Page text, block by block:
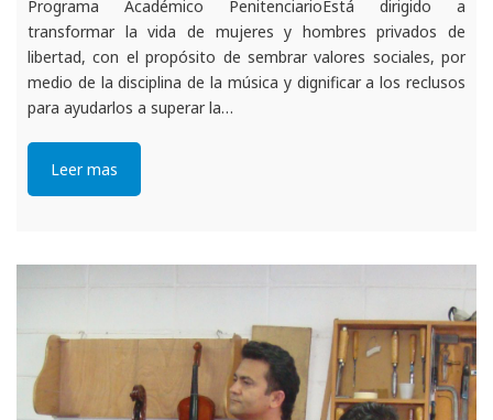
Programa Académico PenitenciarioEstá dirigido a
transformar la vida de mujeres y hombres privados de
libertad, con el propósito de sembrar valores sociales, por
medio de la disciplina de la música y dignificar a los reclusos
para ayudarlos a superar la…
Leer mas